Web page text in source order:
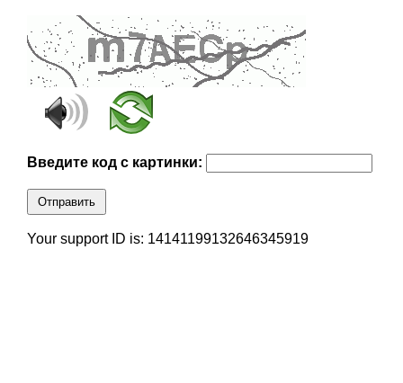
Введите код с картинки:
Отправить
Your support ID is: 14141199132646345919